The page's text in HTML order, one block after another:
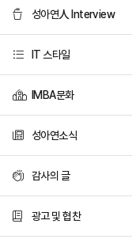
성아연人 Interview
IT 스타일
IMBA문화
성아연소식
감사의 글
광고 및 협찬